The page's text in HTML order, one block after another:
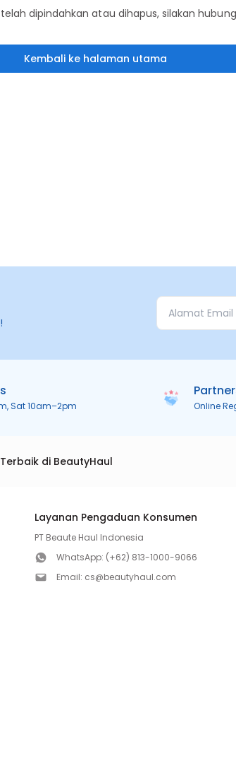
dipindahkan atau dihapus, silakan
Kembali ke halaman utama
Sat 10am–2pm Online
di BeautyHaul
Layanan Pengaduan Konsumen
PT Beaute Haul Indonesia
WhatsApp: (+62) 813-1000-9066
Email: cs@beautyhaul.com